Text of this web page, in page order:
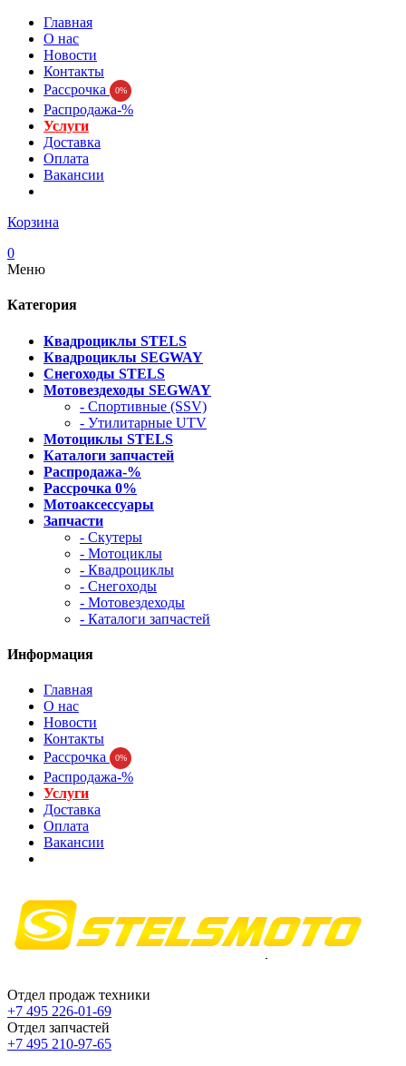
Главная
О нас
Новости
Контакты
Рассрочка
0%
Распродажа-%
Услуги
Доставка
Оплата
Вакансии
Корзина
0
Меню
Категория
Квадроциклы STELS
Квадроциклы SEGWAY
Снегоходы STELS
Мотовездеходы SEGWAY
- Спортивные (SSV)
- Утилитарные UTV
Мотоциклы STELS
Каталоги запчастей
Распродажа-%
Рассрочка 0%
Мотоаксессуары
Запчасти
- Скутеры
- Мотоциклы
- Квадроциклы
- Снегоходы
- Мотовездеходы
- Каталоги запчастей
Информация
Главная
О нас
Новости
Контакты
Рассрочка
0%
Распродажа-%
Услуги
Доставка
Оплата
Вакансии
Отдел продаж техники
+7 495 226-01-69
Отдел запчастей
+7 495 210-97-65